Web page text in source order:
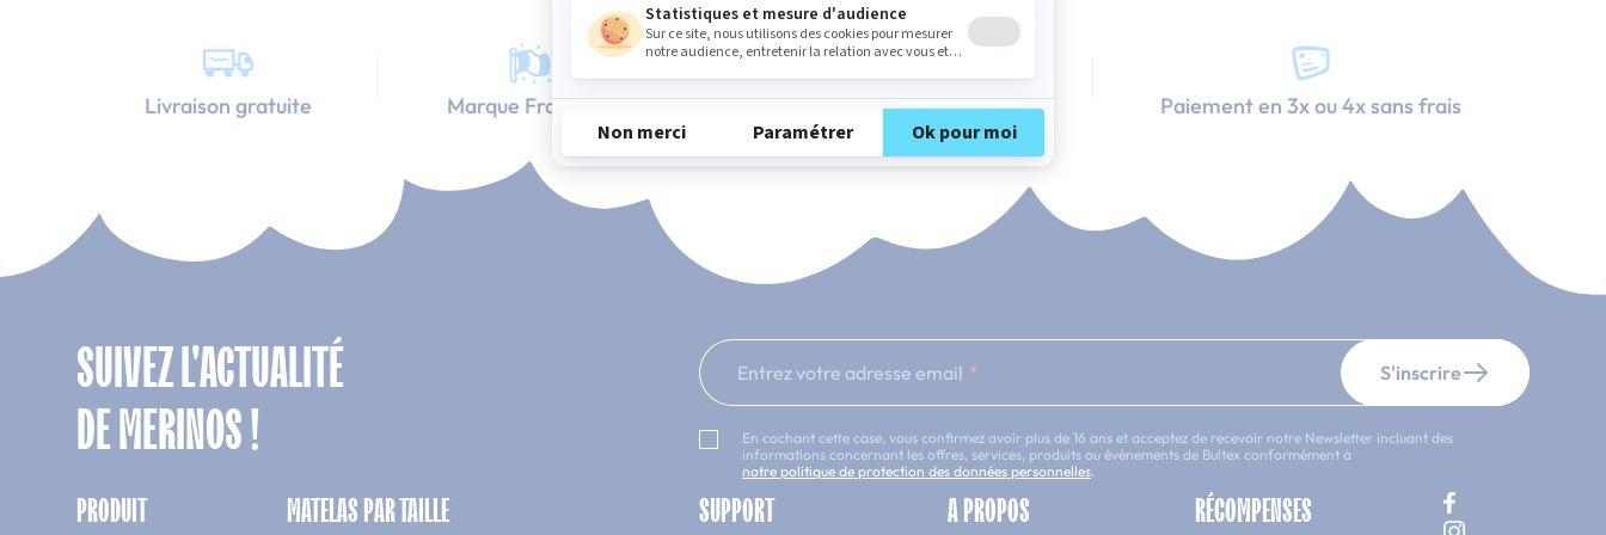
Livraison gratuite Marque Française Service client à votre écoute Paiement en 3x ou 4x sans frais
SUIVEZ L'ACTUALITÉ
DE MERINOS !
Entrez votre adresse email S'inscrire
En cochant cette case, vous confirmez avoir plus de 16 ans et acceptez de recevoir notre Newsletter incluant des
informations concernant les offres, services, produits ou évènements de Bultex conformément à
notre politique de protection des données personnelles
PRODUIT MATELAS PAR TAILLE SUPPORT A PROPOS RÉCOMPENSES